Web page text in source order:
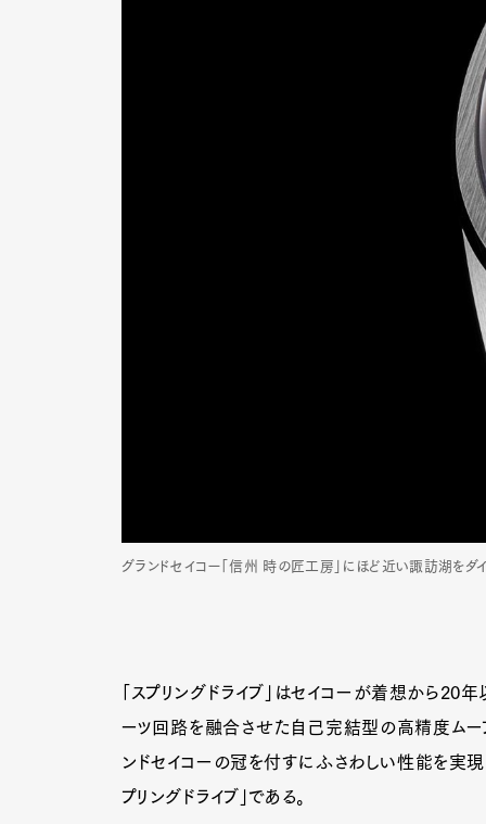
グランドセイコー「信州 時の匠工房」にほど近い諏訪湖をダ
「スプリングドライブ」はセイコーが着想から
ーツ回路を融合させた自己完結型の高精度ムー
ンドセイコーの冠を付すにふさわしい性能を実
プリングドライブ」である。